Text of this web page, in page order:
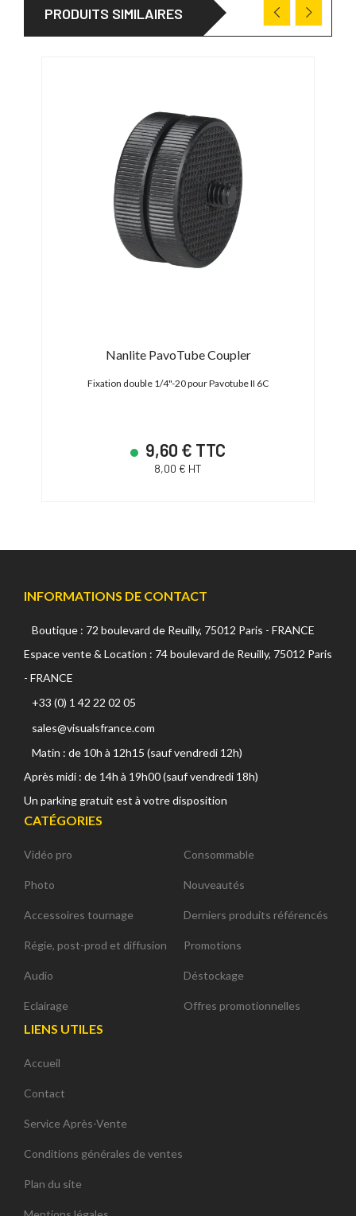
PRODUITS SIMILAIRES
Nanlite PavoTube Coupler
Fixation double 1/4"-20 pour Pavotube II 6C
9,60 € TTC
8,00 € HT
INFORMATIONS DE CONTACT
Boutique : 72 boulevard de Reuilly, 75012 Paris - FRANCE
Espace vente & Location : 74 boulevard de Reuilly, 75012 Paris
- FRANCE
+33 (0) 1 42 22 02 05
sales@visualsfrance.com
Matin : de 10h à 12h15 (sauf vendredi 12h)
Après midi : de 14h à 19h00 (sauf vendredi 18h)
Un parking gratuit est à votre disposition
CATÉGORIES
Vidéo pro
Photo
Accessoires tournage
Régie, post-prod et diffusion
Audio
Eclairage
Consommable
Nouveautés
Derniers produits référencés
Promotions
Déstockage
Offres promotionnelles
LIENS UTILES
Accueil
Contact
Service Après-Vente
Conditions générales de ventes
Plan du site